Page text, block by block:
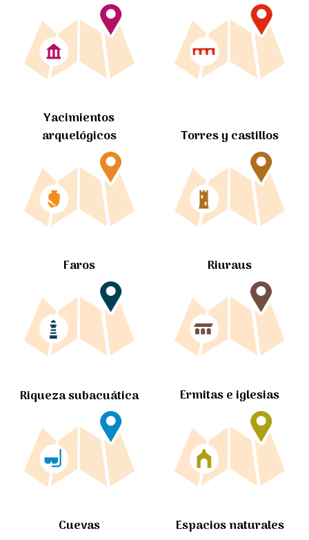
Yacimientos
arquelógicos
Torres y castillos
Faros Riuraus
Riqueza subacuática Ermitas e iglesias
Cuevas Espacios naturales